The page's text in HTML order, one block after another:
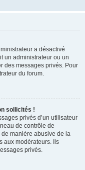
a désactivé
un administrateur ou un
des messages privés. Pour
du forum.
sollicités !
privés d’un utilisateur
de contrôle de
de manière abusive de la
aux modérateurs. Ils
privés.